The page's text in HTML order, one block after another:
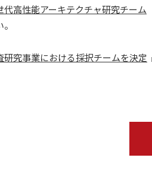
代高性能アーキテクチャ研究チーム
究事業における採択チームを決定